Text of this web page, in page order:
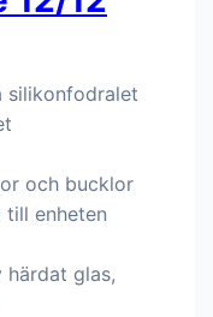
silikonfodralet
och bucklor
enheten
härdat glas,